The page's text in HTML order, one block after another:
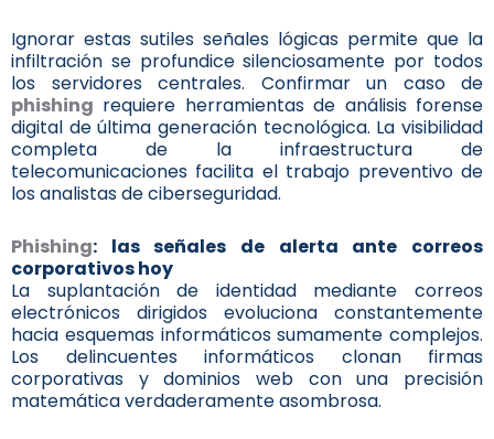
Ignorar estas sutiles señales lógicas permite que la
infiltración se profundice silenciosamente por todos
los servidores centrales. Confirmar un caso de
phishing requiere herramientas de análisis forense
digital de última generación tecnológica. La visibilidad
completa de la infraestructura de
telecomunicaciones facilita el trabajo preventivo de
los analistas de ciberseguridad.
Phishing: las señales de alerta ante correos
corporativos hoy
La suplantación de identidad mediante correos
electrónicos dirigidos evoluciona constantemente
hacia esquemas informáticos sumamente complejos.
Los delincuentes informáticos clonan firmas
corporativas y dominios web con una precisión
matemática verdaderamente asombrosa.